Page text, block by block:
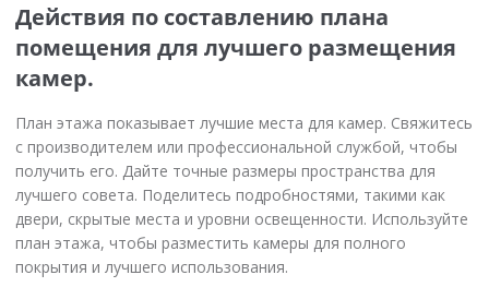
Действия по составлению плана
помещения для лучшего размещения
камер.
План этажа показывает лучшие места для камер. Свяжитесь
с производителем или профессиональной службой, чтобы
получить его. Дайте точные размеры пространства для
лучшего совета. Поделитесь подробностями, такими как
двери, скрытые места и уровни освещенности. Используйте
план этажа, чтобы разместить камеры для полного
покрытия и лучшего использования.